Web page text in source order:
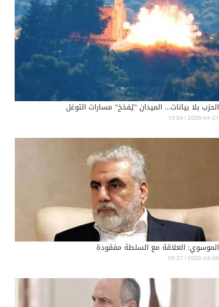
الحزب بلا بيانات... الميدان "يُفخخ" مسارات التوغل
13:04 | 2026-04-21
الموسوي: العلاقة مع السلطة مفقودة
05:37 | 2026-04-06